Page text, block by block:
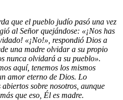
que el pueblo judío pasó una vez
al Señor quejándose: «¡Nos has
«¡No!», respondió Dios a
una madre olvidar a su propio
nunca olvidará a su pueblo».
aquí, tenemos los mismos
amor eterno de Dios. Lo
sobre nosotros, aunque
que eso, Él es madre.